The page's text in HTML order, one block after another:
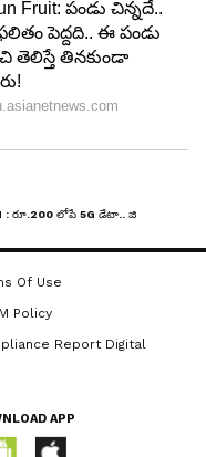
జియో, ఎయిర్
పోల్చి చూస్తే ధర
వొడాఫోన్
ప్లాన్ ₹379
పొందే
వ్యాలిడిటీ అయినా
ఇంటర్నెట్ వాడాలి
ప్లాన్ ఉత్తమమైన
Of Use
Policy
Report Digital
APP